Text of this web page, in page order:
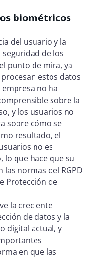
biométricos
del usuario y la
seguridad de los
punto de mira, ya
estos datos
empresa no ha
sobre la
y los usuarios no
sobre cómo se
resultado, el
no es
lo que hace que su
las normas del RGPD
Protección de
la creciente
de datos y la
digital actual, y
en que las